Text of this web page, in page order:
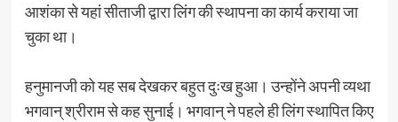
आशंका से यहां सीताजी द्वारा लिंग की स्थापना का कार्य कराया जा
चुका था।
हनुमानजी को यह सब देखकर बहुत दुःख हुआ। उन्होंने अपनी व्यथा
भगवान्‌ श्रीराम से कह सुनाई। भगवान्‌ ने पहले ही लिंग स्थापित किए